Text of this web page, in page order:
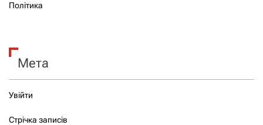
Політика
Мета
Увійти
Стрічка записів